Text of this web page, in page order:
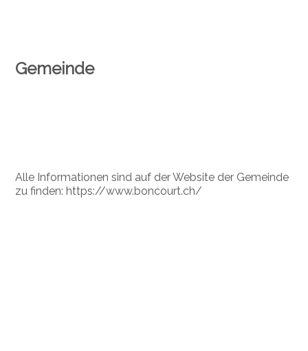
Gemeinde
Alle Informationen sind auf der Website der Gemeinde
zu finden: https://www.boncourt.ch/